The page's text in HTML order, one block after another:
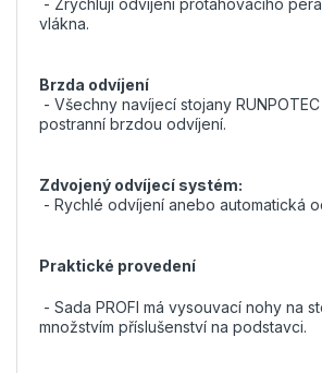
vlákna.
Brzda odvíjení
- Všechny navíjecí stojany
postranní brzdou odvíjení.
Zdvojený odvíjecí systém:
- Rychlé odvíjení anebo automatická
Praktické provedení
- Sada PROFI má vysouvací nohy na
množstvím příslušenství na podstavci.